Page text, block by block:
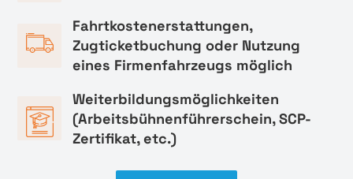
Fahrtkostenerstattungen,
Zugticketbuchung oder Nutzung
eines Firmenfahrzeugs möglich
Weiterbildungsmöglichkeiten
(Arbeitsbühnenführerschein, SCP-
Zertifikat, etc.)